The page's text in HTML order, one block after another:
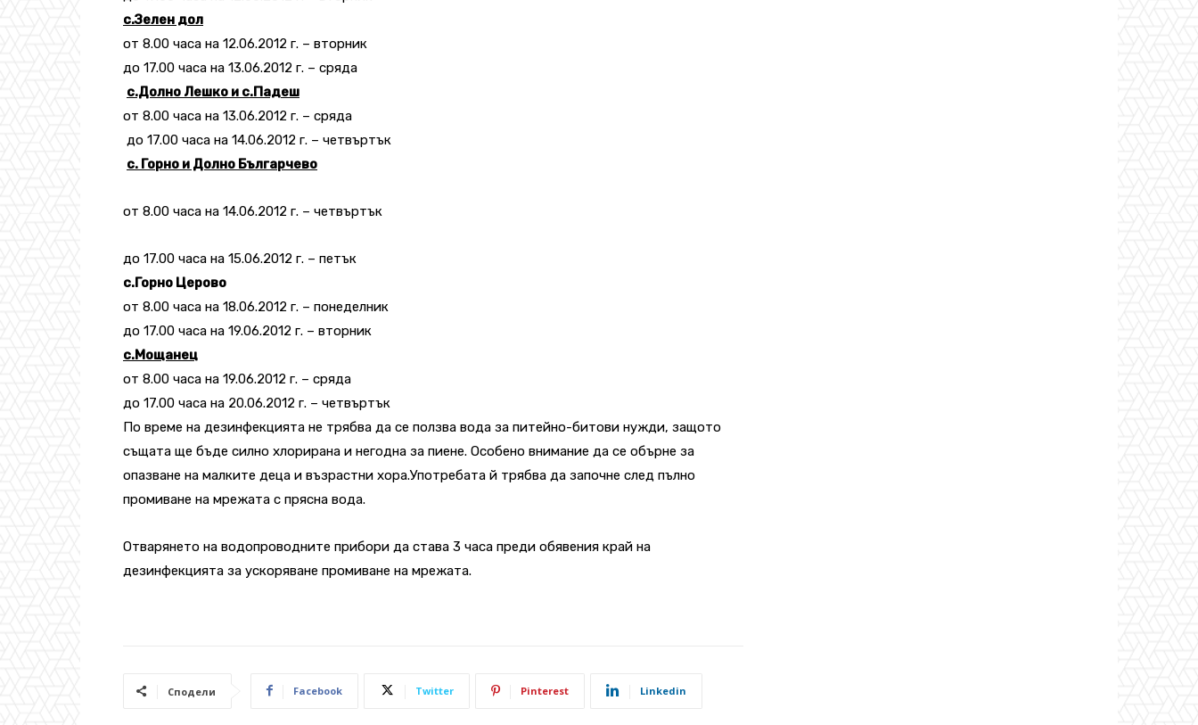
с.Зелен дол
от 8.00 часа на 12.06.2012 г. – вторник
до 17.00 часа на 13.06.2012 г. – сряда
с.Долно Лешко и с.Падеш
от 8.00 часа на 13.06.2012 г. – сряда
до 17.00 часа на 14.06.2012 г. – четвъртък
с. Горно и Долно Българчево
от 8.00 часа на 14.06.2012 г. – четвъртък
до 17.00 часа на 15.06.2012 г. – петък
с.Горно Церово
от 8.00 часа на 18.06.2012 г. – понеделник
до 17.00 часа на 19.06.2012 г. – вторник
с.Мощанец
от 8.00 часа на 19.06.2012 г. – сряда
до 17.00 часа на 20.06.2012 г. – четвъртък
По време на дезинфекцията не трябва да се ползва вода за питейно-битови нужди, защото
същата ще бъде силно хлорирана и негодна за пиене. Особено внимание да се обърне за
опазване на малките деца и възрастни хора.Употребата й трябва да започне след пълно
промиване на мрежата с прясна вода.
Отварянето на водопроводните прибори да става 3 часа преди обявения край на
дезинфекцията за ускоряване промиване на мрежата.
Сподели Facebook Twitter Pinterest Linkedin